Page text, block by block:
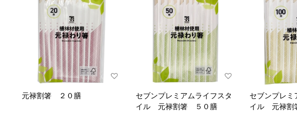
元禄割箸 ２０膳
セブンプレミアムライフスタ
イル 元禄割箸 ５０膳
セブンプレミ
イル 元禄割